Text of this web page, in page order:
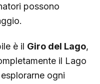
possono
è il Giro del Lago,
il Lago
ogni